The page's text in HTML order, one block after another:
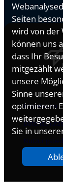
Seiten
wird von der
können uns
dass Ihr
mitgezählt
unsere
Sinne
optimieren.
Sie in
Impressum
Erklärung